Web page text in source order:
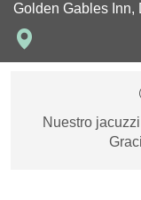
Golden Gables Inn,
Nuestro